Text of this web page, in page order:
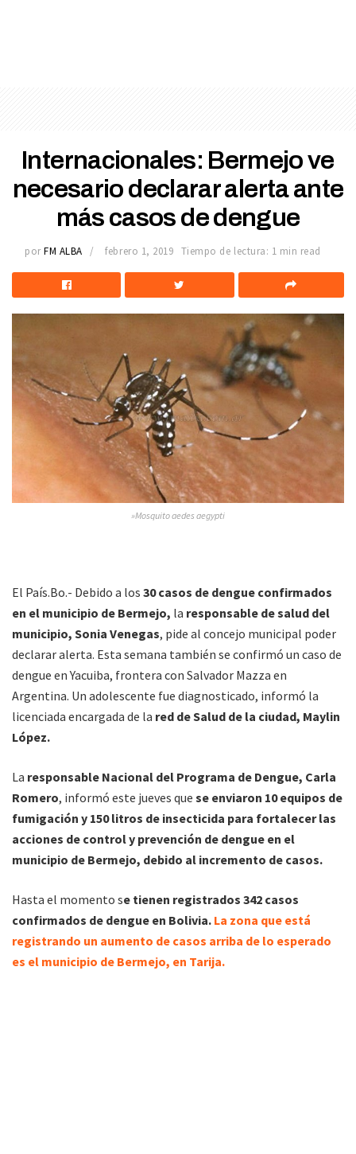
Internacionales: Bermejo ve
necesario declarar alerta ante
más casos de dengue
por FM ALBA febrero 1, 2019 Tiempo de lectura: 1 min read
»Mosquito aedes aegypti
El País.Bo.- Debido a los 30 casos de dengue confirmados
en el municipio de Bermejo, la responsable de salud del
municipio, Sonia Venegas, pide al concejo municipal poder
declarar alerta. Esta semana también se confirmó un caso de
dengue en Yacuiba, frontera con Salvador Mazza en
Argentina. Un adolescente fue diagnosticado, informó la
licenciada encargada de la red de Salud de la ciudad, Maylin
López.
La responsable Nacional del Programa de Dengue, Carla
Romero, informó este jueves que se enviaron 10 equipos de
fumigación y 150 litros de insecticida para fortalecer las
acciones de control y prevención de dengue en el
municipio de Bermejo, debido al incremento de casos.
Hasta el momento se tienen registrados 342 casos
confirmados de dengue en Bolivia. La zona que está
registrando un aumento de casos arriba de lo esperado
es el municipio de Bermejo, en Tarija.